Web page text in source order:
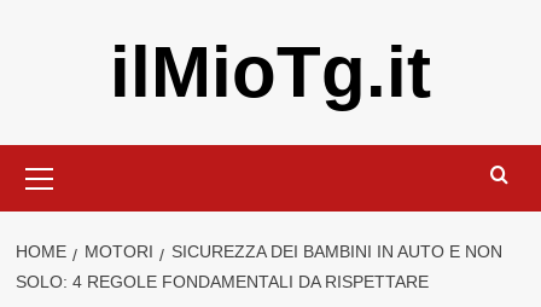
ilMioTg.it
principale
HOME MOTORI
SICUREZZA DEI BAMBINI IN AUTO E NON
SOLO: 4 REGOLE FONDAMENTALI DA RISPETTARE